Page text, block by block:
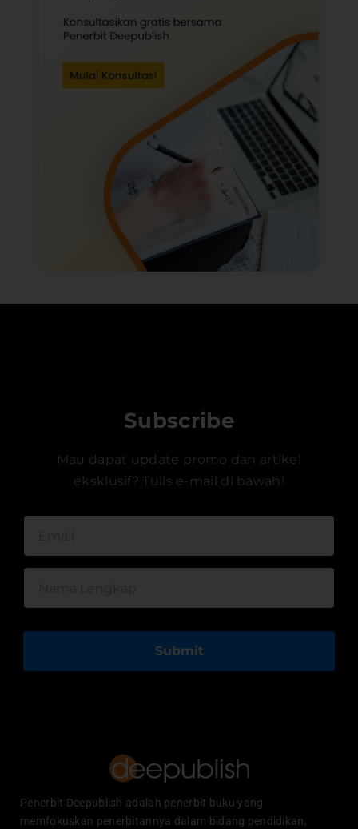
Subscribe
Mau dapat update promo dan artikel
eksklusif? Tulis e-mail di bawah!
Submit
Penerbit Deepublish adalah penerbit buku yang
memfokuskan penerbitannya dalam bidang pendidikan,